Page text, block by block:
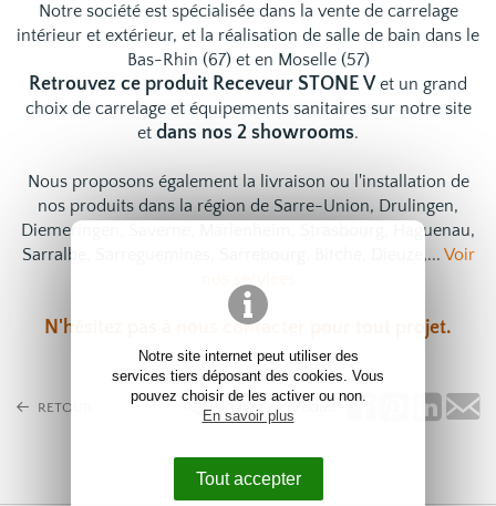
Notre site internet peut utiliser des
services tiers déposant des cookies. Vous
pouvez choisir de les activer ou non.
En savoir plus
Tout accepter
Notre société est spécialisée dans la vente de carrelage
intérieur et extérieur, et la réalisation de salle de bain dans le
Bas-Rhin (67) et en Moselle (57)
Retrouvez ce produit Receveur STONE V et un grand
choix de carrelageet équipements sanitairessur notre site
et dans nos 2 showrooms.
Nous proposons également la livraison ou l'installation de
nos produits dans la région de Sarre-Union, Drulingen,
Diemeringen, Saverne, Marlenheim, Strasbourg, Haguenau,
Sarralbe, Sarreguemines, Sarrebourg, Bitche, Dieuze,... Voir
N'hésitez pas à nous contacter pour tout projet.
RETOUR Partagez ce produit